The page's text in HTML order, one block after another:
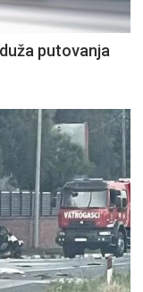
putovanja